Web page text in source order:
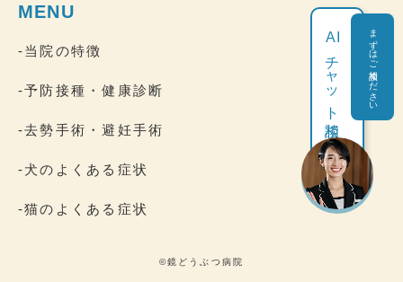
MENU
-当院の特徴
-予防接種・健康診断
-去勢手術・避妊手術
-犬のよくある症状
-猫のよくある症状
©鏡どうぶつ病院
AI
チャット相談 まずはご相談ください